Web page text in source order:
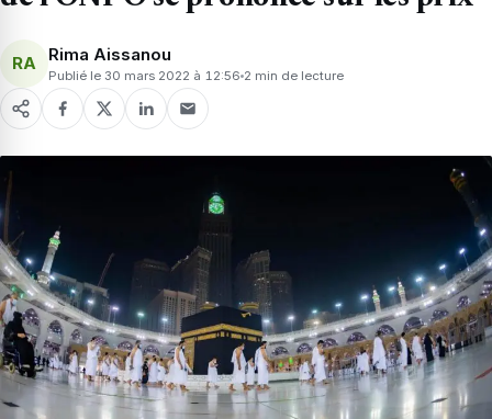
RA Rima Aissanou
Publié le 30 mars 2022 à 12:56 2 min de lecture